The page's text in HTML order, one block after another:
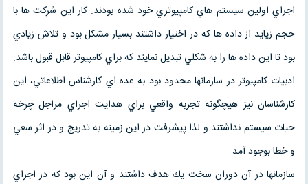
اجراي اولين سيستم هاي كامپيوتري خود شده بودند. كار اين شركت ها با
حجم زيايد از داده ها كه در اختيار داشتند بسيار مشكل بود و تلاش زيادي
بود تا اين داده ها را به شكلي تبديل نمايند كه براي كامپيوتر قابل قبول باشد.
ادبيات كامپيوتر در سازمانها محدود بود به عده اي كارشناس اطلاعاتي، اين
كارشناسان نيز هيچگونه تجربه واقعي براي هدايت اجراي مراجل چرخه
حيات سيستم نداشتند و لذا پيشرفت در اين زمينه به تدريج و در اثر سعي
و خطا بوجود آمد.
سازمانها در آن دوران سخت يك هدف داشتند و آن اين بود كه در اجراي